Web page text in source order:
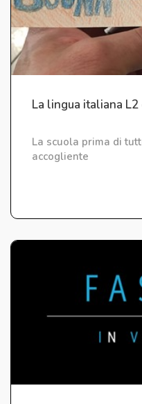
La lingua italiana
La scuola prima di
accogliente